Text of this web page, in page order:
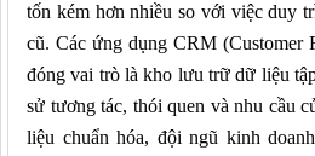
tốn kém hơn nhiều so với việc duy
cũ. Các ứng dụng CRM (Customer
đóng vai trò là kho lưu trữ dữ liệu
sử tương tác, thói quen và nhu cầu
liệu chuẩn hóa, đội ngũ kinh